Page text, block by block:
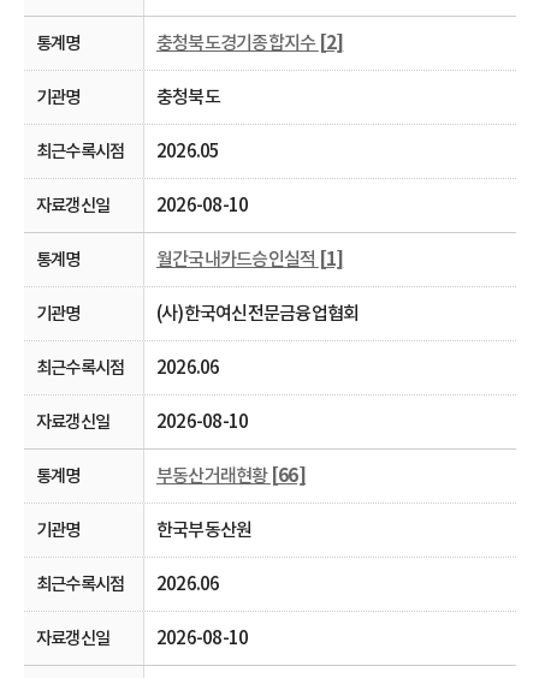
충청북도경기종합지수 [2]
충청북도
2026.05
2026-08-10
월간국내카드승인실적 [1]
(사)한국여신전문금융업협회
2026.06
2026-08-10
부동산거래현황 [66]
한국부동산원
2026.06
2026-08-10